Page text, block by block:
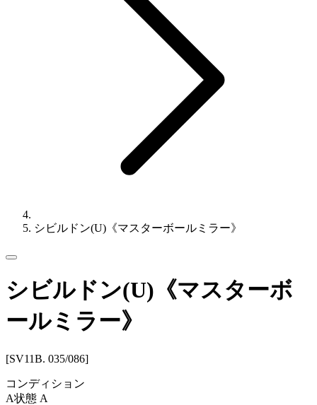
シビルドン(U)《マスターボールミラー》
シビルドン(U)《マスターボ
ールミラー》
[SV11B. 035/086]
コンディション
A状態 A